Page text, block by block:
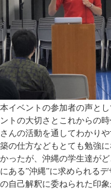
本イベントの参加者の声と
ントの大切さとこれからの
さんの活動を通してわかり
築の仕方などもとても勉強
かったが、沖縄の学生達が
にある”沖縄”に求められる
の自己解釈に委ねられた印